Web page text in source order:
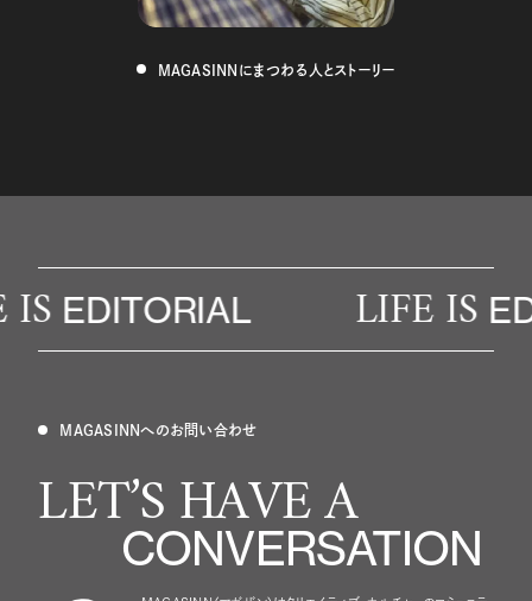
MAGASINNにまつわる人とストーリー
EDITORIAL LIFE IS
MAGASINNへのお問い合わせ
LET’S HAVE A
CONVERSATION